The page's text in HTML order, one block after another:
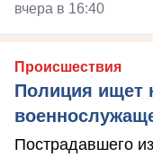
вчера в 16:40
Происшествия
Полиция ищет
Пострадавшего